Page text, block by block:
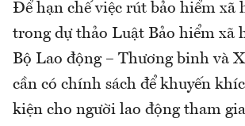
Để hạn chế việc rút bảo hiểm xã
trong dự thảo Luật Bảo hiểm xã
Bộ Lao động – Thương binh và
cần có chính sách để khuyến
kiện cho người lao động tham